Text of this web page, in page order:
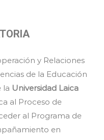
y Relaciones
de la Educación
la Universidad Laica
al Proceso de
al Programa de
en